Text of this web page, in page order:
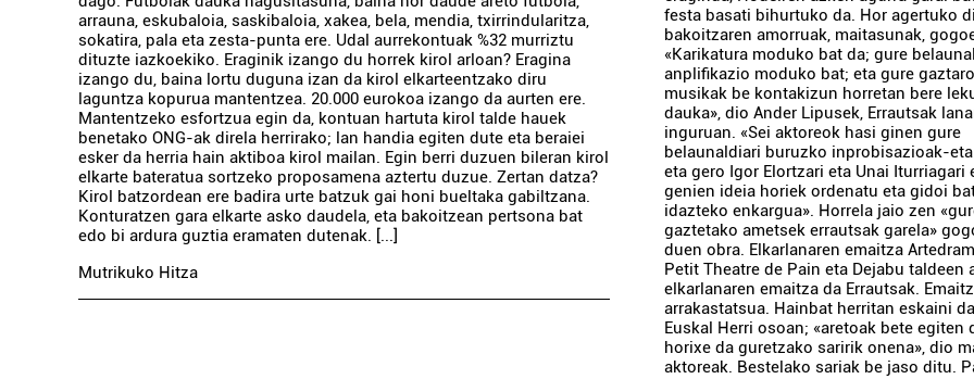
arrauna, eskubaloia, saskibaloia, xakea, bela, mendia, txirrindularitza,
sokatira, pala eta zesta-punta ere. Udal aurrekontuak %32 murriztu
dituzte iazkoekiko. Eraginik izango du horrek kirol arloan? Eragina
izango du, baina lortu duguna izan da kirol elkarteentzako diru
laguntza kopurua mantentzea. 20.000 eurokoa izango da aurten ere.
Mantentzeko esfortzua egin da, kontuan hartuta kirol talde hauek
benetako ONG-ak direla herrirako; lan handia egiten dute eta beraiei
esker da herria hain aktiboa kirol mailan. Egin berri duzuen bileran kirol
elkarte bateratua sortzeko proposamena aztertu duzue. Zertan datza?
Kirol batzordean ere badira urte batzuk gai honi bueltaka gabiltzana.
Konturatzen gara elkarte asko daudela, eta bakoitzean pertsona bat
edo bi ardura guztia eramaten dutenak. [...]
Mutrikuko Hitza
festa basati bihurtuko da. Hor agertuko
bakoitzaren amorruak, maitasunak,
«Karikatura moduko bat da; gure
anplifikazio moduko bat; eta gure
musikak be kontakizun horretan bere
dauka», dio Ander Lipusek, Errautsak
inguruan. «Sei aktoreok hasi ginen gure
belaunaldiari buruzko inprobisazioak-
eta gero Igor Elortzari eta Unai Iturriagari
genien ideia horiek ordenatu eta gidoi
idazteko enkargua». Horrela jaio zen
gaztetako ametsek errautsak garela»
duen obra. Elkarlanaren emaitza
Petit Theatre de Pain eta Dejabu taldeen
elkarlanaren emaitza da Errautsak.
arrakastatsua. Hainbat herritan eskaini
Euskal Herri osoan; «aretoak bete egiten
horixe da guretzako saririk onena», dio
aktoreak. Bestelako sariak be jaso ditu.